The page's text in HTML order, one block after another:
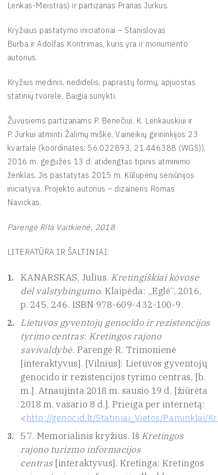
Lenkas-Meistras) ir partizanas Pranas Jurkus.
Kryžiaus pastatymo iniciatoriai – Stanislovas
Burba ir Adolfas Kontrimas, kuris yra ir monumento
autorius.
Kryžius medinis, nedidelis, paprastų formų, apjuostas
statinių tvorele. Baigia sunykti.
Žuvusiems partizanams P. Benečiui, K. Lenkauskiui ir
P. Jurkui atminti Žalimų miške, Vaineikių girininkijos 23
kvartale (koordinatės: 56.022893, 21.446388 (WGS)),
2016 m. gegužės 13 d. atidengtas tipinis atminimo
ženklas. Jis pastatytas 2015 m. Kūlupėnų seniūnijos
iniciatyva. Projekto autorius – dizaineris Romas
Navickas.
Parengė Rita Vaitkienė, 2018
LITERATŪRA IR ŠALTINIAI:
KANARSKAS, Julius. Kretingiškiai kovose
dėl valstybingumo. Klaipėda: „Eglė“, 2016,
p. 245, 246. ISBN 978-609-432-100-9.
Lietuvos gyventojų genocido ir rezistencijos
tyrimo centras: Kretingos rajono
savivaldybė. Parengė R. Trimonienė
[interaktyvus]. [Vilnius]: Lietuvos gyventojų
genocido ir rezistencijos tyrimo centras, [b.
m.]. Atnaujinta 2018 m. sausio 19 d. [žiūrėta
2018 m. vasario 8 d.]. Prieiga per internetą:
<http://genocid.lt/Statiniai_Vietos/Paminklai/
57. Memorialinis kryžius. Iš Kretingos
rajono turizmo informacijos
centras[interaktyvus]. Kretinga: Kretingos